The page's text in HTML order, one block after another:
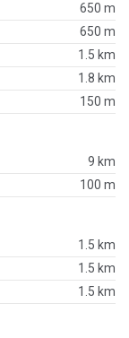
650 m
650 m
1.5 km
1.8 km
150 m
9 km
100 m
1.5 km
1.5 km
1.5 km